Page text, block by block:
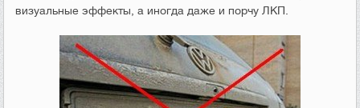
визуальные эффекты, а иногда даже и порчу ЛКП.